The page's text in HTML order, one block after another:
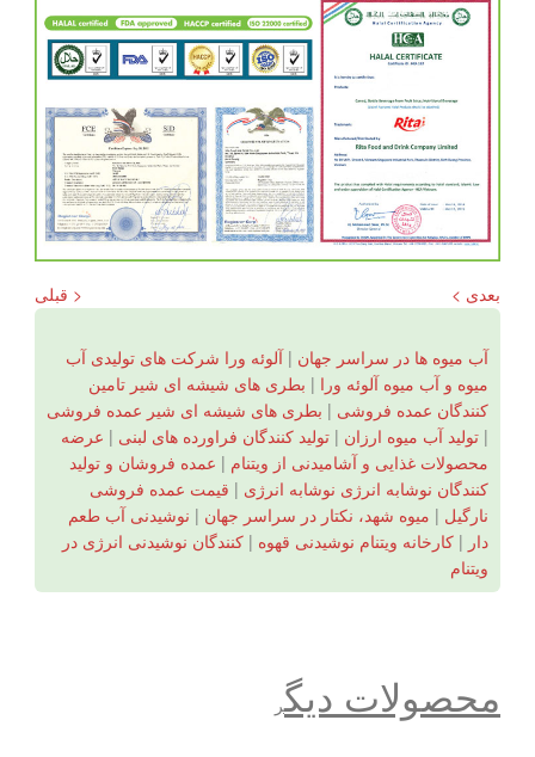
< قبلی بعدی >
آب میوه ها در سراسر جهان |آلوئه ورا شرکت های تولیدی آب
میوه و آب میوه آلوئه ورا | بطری های شیشه ای شیر تامین
کنندگان عمده فروشی | بطری های شیشه ای شیر عمده فروشی
| تولید آب میوه ارزان | تولید کنندگان فراورده های لبنی | عرضه
محصولات غذایی و آشامیدنی از ویتنام | عمده فروشان و تولید
کنندگان نوشابه انرژی نوشابه انرژی | قیمت عمده فروشی
نارگیل | میوه شهد، نکتار در سراسر جهان | نوشیدنی آب طعم
دار | کارخانه ویتنام نوشیدنی قهوه | کنندگان نوشیدنی انرژی در
ویتنام
محصولات دیگر